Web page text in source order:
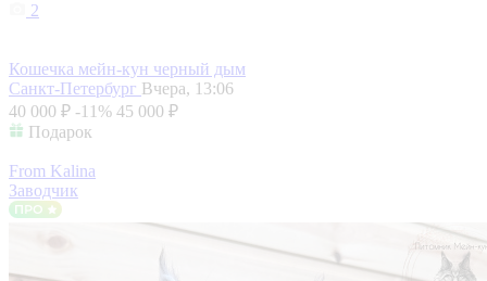
2
Кошечка мейн-кун черный дым
Санкт-Петербург Вчера, 13:06
40 000 ₽ -11% 45 000 ₽
Подарок
From Kalina
Заводчик